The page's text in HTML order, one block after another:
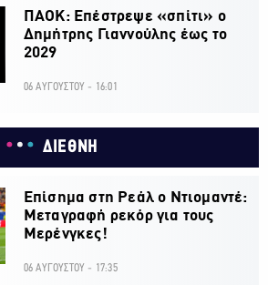
ΠΑΟΚ: Επέστρεψε «σπίτι» ο
Δημήτρης Γιαννούλης έως το
2029
06 ΑΥΓΟΥΣΤΟΥ - 16:01
ΔΙΕΘΝΗ
Επίσημα στη Ρεάλ ο Ντιομαντέ:
Μεταγραφή ρεκόρ για τους
Μερένγκες!
06 ΑΥΓΟΥΣΤΟΥ - 17:35